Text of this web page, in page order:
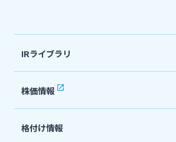
法人・個人事業主のお客さま
株主・投資家の皆さま
宮崎銀行について
IRライブラリ
決算短信
有価証券報告書・四半期報告書
IR関連ニュースリリース
株価情報
格付け情報